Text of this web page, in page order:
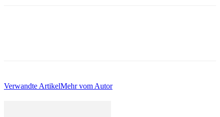
Verwandte ArtikelMehr vom Autor